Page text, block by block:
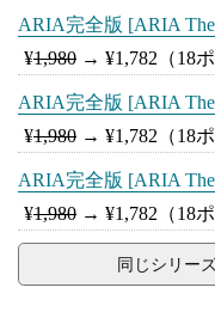
ARIA完全版 [ARIA
¥1,980 → ¥1,782 （18
ARIA完全版 [ARIA
¥1,980 → ¥1,782 （18
ARIA完全版 [ARIA
¥1,980 → ¥1,782 （18
同じシリー